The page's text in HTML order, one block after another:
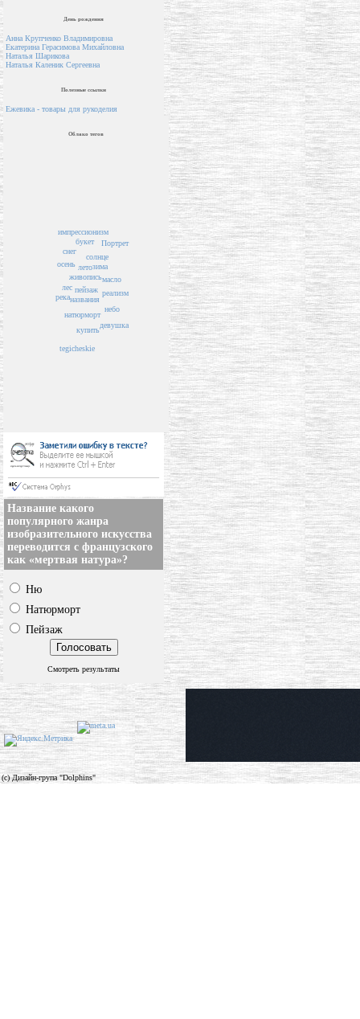
День рождения
Анна Крупченко Владимировна
Екатерина Герасимова Михайловна
Наталья Шарикова
Наталья Каленик Сергеевна
Полезные ссылки
Ежевика - товары для рукоделия
Облако тегов
пейзаж
названия
живопись
лето
натюрморт
купить
солнце
лес
зима
осень
букет
масло
река
снег
tegicheskie
реализм
небо
импрессионизм
Портрет
девушка
Название какого
популярного жанра
изобразительного искусства
переводится с французского
как «мертвая натура»?
Ню
Натюрморт
Пейзаж
Смотреть результаты
(c) Дизайн-група "Dolphins"